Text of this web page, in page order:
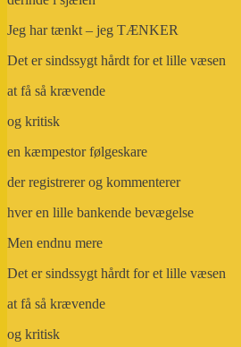
Jeg har tænkt – jeg TÆNKER
Det er sindssygt hårdt for et lille væsen
at få så krævende
og kritisk
en kæmpestor følgeskare
der registrerer og kommenterer
hver en lille bankende bevægelse
Men endnu mere
Det er sindssygt hårdt for et lille væsen
at få så krævende
og kritisk